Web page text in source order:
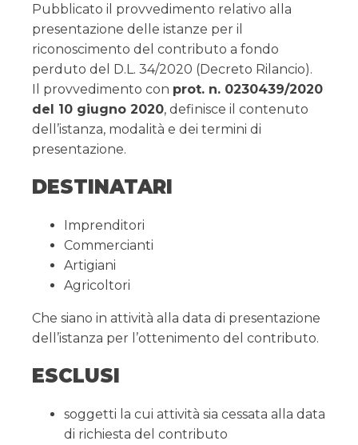
Pubblicato il provvedimento relativo alla
presentazione delle istanze per il
riconoscimento del contributo a fondo
perduto del D.L. 34/2020 (Decreto Rilancio).
Il provvedimento con prot. n. 0230439/2020
del 10 giugno 2020, definisce il contenuto
dell’istanza, modalità e dei termini di
presentazione.
DESTINATARI
Imprenditori
Commercianti
Artigiani
Agricoltori
Che siano in attività alla data di presentazione
dell’istanza per l’ottenimento del contributo.
ESCLUSI
soggetti la cui attività sia cessata alla data
di richiesta del contributo